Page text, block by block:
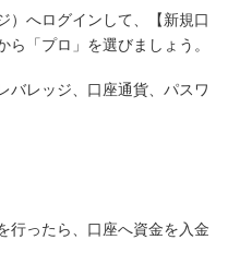
）へログインして、【新規口
「プロ」を選びましょう。
バレッジ、口座通貨、パスワ
行ったら、口座へ資金を入金